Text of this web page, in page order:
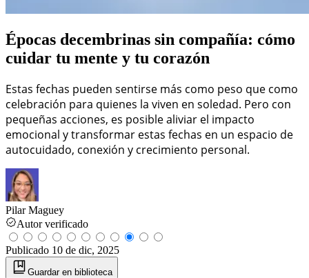
Épocas decembrinas sin compañía: cómo
cuidar tu mente y tu corazón
Estas fechas pueden sentirse más como peso que como
celebración para quienes la viven en soledad. Pero con
pequeñas acciones, es posible aliviar el impacto
emocional y transformar estas fechas en un espacio de
autocuidado, conexión y crecimiento personal.
Pilar Maguey
Autor verificado
Publicado 10 de dic, 2025
Guardar en biblioteca